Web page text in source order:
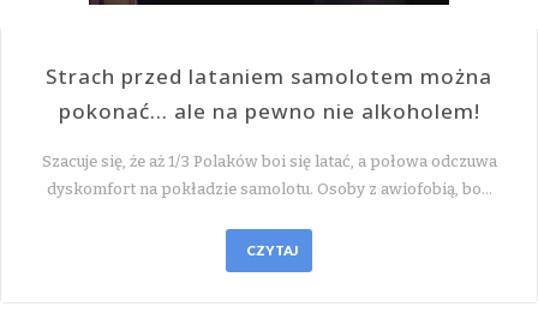
Strach przed lataniem samolotem można
pokonać… ale na pewno nie alkoholem!
Szacuje się, że aż 1/3 Polaków boi się latać, a połowa odczuwa
dyskomfort na pokładzie samolotu. Osoby z awiofobią, bo…
CZYTAJ